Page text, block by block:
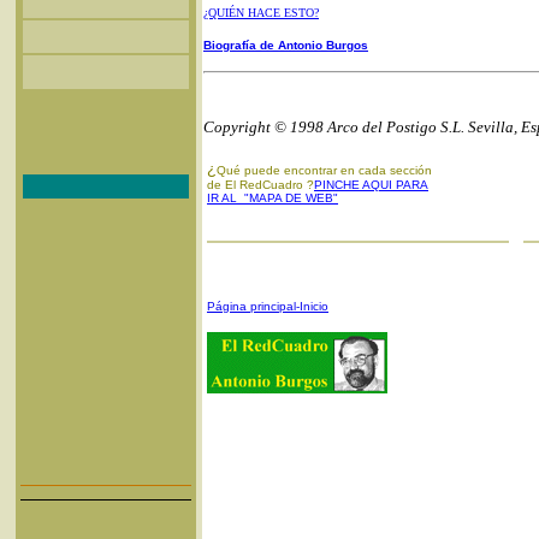
¿QUIÉN HACE ESTO?
Biografía de Antonio Burgos
Copyright © 1998 Arco del Postigo S.L. Sevilla,
¿ Qué puede encontrar en cada sección
de El RedCuadro ?PINCHE AQUI PARA
IR AL "MAPA DE WEB"
Página principal-Inicio